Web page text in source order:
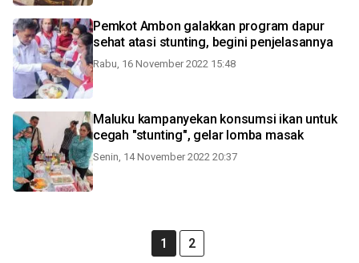
Pemkot Ambon galakkan program dapur
sehat atasi stunting, begini penjelasannya
Rabu, 16 November 2022 15:48
Maluku kampanyekan konsumsi ikan untuk
cegah "stunting", gelar lomba masak
Senin, 14 November 2022 20:37
1 2